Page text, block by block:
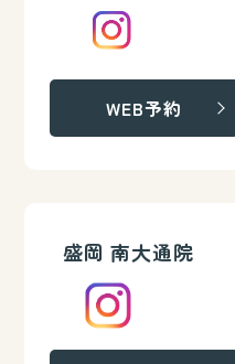
WEB予約
盛岡 南大通院